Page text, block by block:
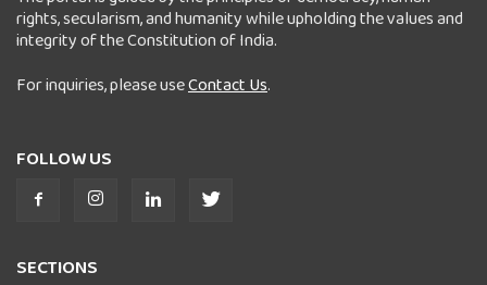
rights, secularism, and humanity while upholding the values and
integrity of the Constitution of India.
For inquiries, please useContact Us.
FOLLOW US
SECTIONS